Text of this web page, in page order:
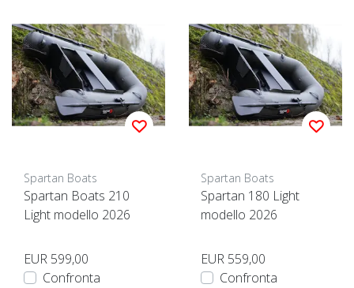
Spartan Boats
Spartan Boats 210
Light modello 2026
EUR 599,00
Confronta
Spartan Boats
Spartan 180 Light
modello 2026
EUR 559,00
Confronta